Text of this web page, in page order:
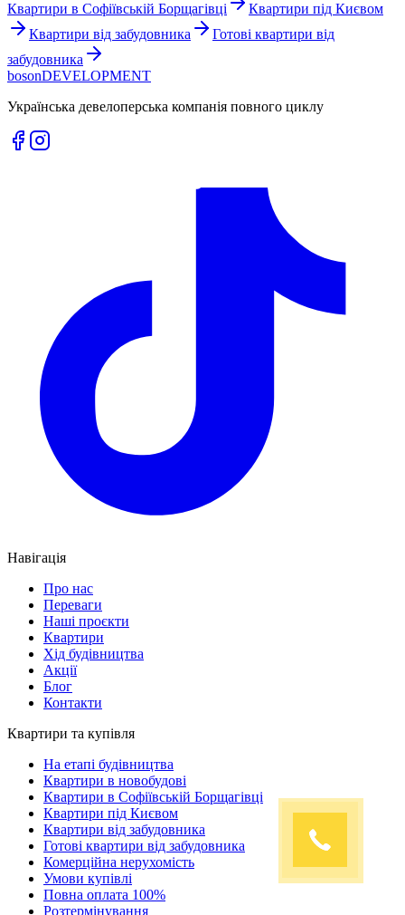
Квартири в Софіївській Борщагівці
Квартири під Києвом
Квартири від забудовника
Готові квартири від
забудовника
bosonDEVELOPMENT
Українська девелоперська компанія повного циклу
Навігація
Про нас
Переваги
Наші проєкти
Квартири
Хід будівництва
Акції
Блог
Контакти
Квартири та купівля
На етапі будівництва
Квартири в новобудові
Квартири в Софіївській Борщагівці
Квартири під Києвом
Квартири від забудовника
Готові квартири від забудовника
Комерційна нерухомість
Умови купівлі
Повна оплата 100%
Розтермінування